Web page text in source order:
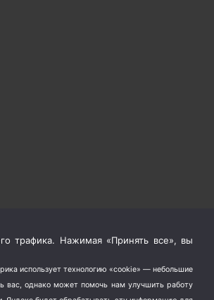
трафика. Нажимая «Принять все», вы
использует технологию «cookie» — небольшие
вас, однако может помочь нам улучшить работу